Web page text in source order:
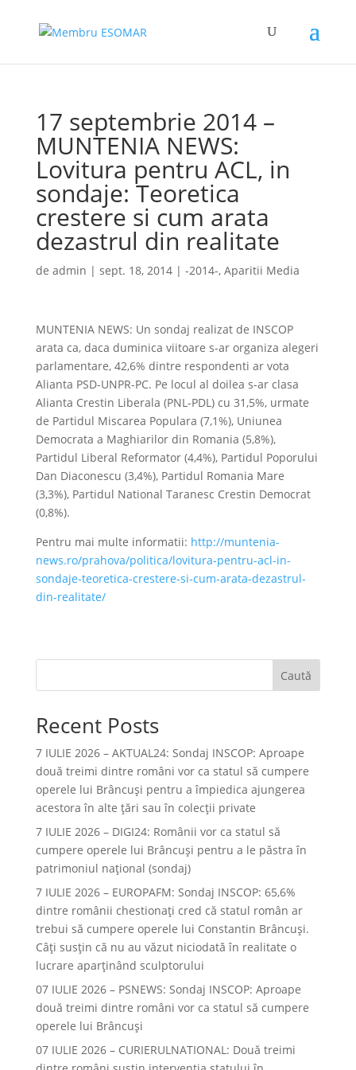
17 septembrie 2014 –
MUNTENIA NEWS:
Lovitura pentru ACL, in
sondaje: Teoretica
crestere si cum arata
dezastrul din realitate
de admin | sept. 18, 2014| -2014-, Aparitii Media
MUNTENIA NEWS: Un sondaj realizat de INSCOP
arata ca, daca duminica viitoare s-ar organiza alegeri
parlamentare, 42,6% dintre respondenti ar vota
Alianta PSD-UNPR-PC. Pe locul al doilea s-ar clasa
Alianta Crestin Liberala (PNL-PDL) cu 31,5%, urmate
de Partidul Miscarea Populara (7,1%), Uniunea
Democrata a Maghiarilor din Romania (5,8%),
Partidul Liberal Reformator (4,4%), Partidul Poporului
Dan Diaconescu (3,4%), Partidul Romania Mare
(3,3%), Partidul National Taranesc Crestin Democrat
(0,8%).
Pentru mai multe informatii: http://muntenia-
news.ro/prahova/politica/lovitura-pentru-acl-in-
sondaje-teoretica-crestere-si-cum-arata-dezastrul-
din-realitate/
Caută
Recent Posts
7 IULIE 2026 – AKTUAL24: Sondaj INSCOP: Aproape
două treimi dintre români vor ca statul să cumpere
operele lui Brâncuşi pentru a împiedica ajungerea
acestora în alte ţări sau în colecţii private
7 IULIE 2026 – DIGI24: Românii vor ca statul să
cumpere operele lui Brâncuși pentru a le păstra în
patrimoniul național (sondaj)
7 IULIE 2026 – EUROPAFM: Sondaj INSCOP: 65,6%
dintre românii chestionați cred că statul român ar
trebui să cumpere operele lui Constantin Brâncuși.
Câți susțin că nu au văzut niciodată în realitate o
lucrare aparținând sculptorului
07 IULIE 2026 – PSNEWS: Sondaj INSCOP: Aproape
două treimi dintre români vor ca statul să cumpere
operele lui Brâncuși
07 IULIE 2026 – CURIERULNATIONAL: Două treimi